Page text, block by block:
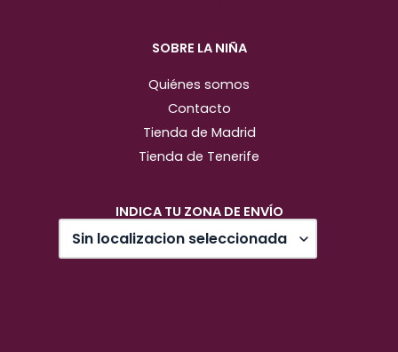
SOBRE LA NIÑA
Quiénes somos
Contacto
Tienda de Madrid
Tienda de Tenerife
INDICA TU ZONA DE ENVÍO